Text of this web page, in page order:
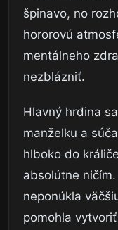
špinavo, no
hororovú
mentálneho
nezblázniť.
Hlavný hrdina
manželku a
hlboko do
absolútne
neponúkla
pomohla